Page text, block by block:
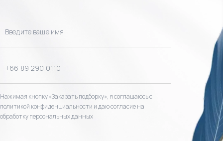
Нажимая кнопку «Заказать подборку», я соглашаюсь с
политикой конфиденциальности и даю согласие на
обработку персональных данных